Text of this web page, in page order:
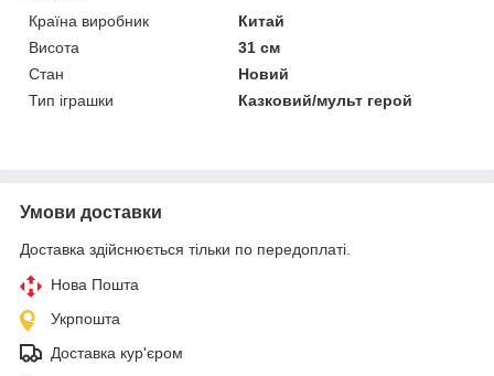
Країна виробник
Китай
Висота
31 см
Стан
Новий
Тип іграшки
Казковий/мульт герой
Умови доставки
Доставка здійснюється тільки по передоплаті.
Нова Пошта
Укрпошта
Доставка кур'єром